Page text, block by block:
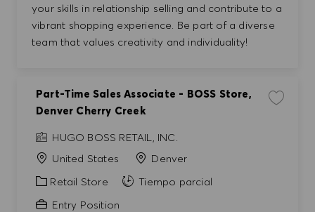
your skills in relationship selling and contribute to a
vibrant shopping experience. Be part of a diverse
team that values creativity and individuality!
Part-Time Sales Associate - BOSS Store,
Denver Cherry Creek
HUGO BOSS RETAIL, INC.
United States
Denver
Categoría
Retail Store
Tiempo parcial
Entry Position
Guardar